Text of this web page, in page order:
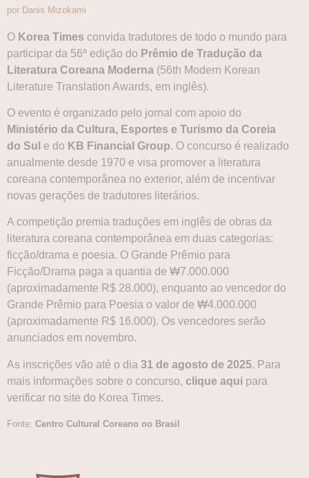
por Danis Mizokami
O Korea Times convida tradutores de todo o mundo para
participar da 56ª edição do Prêmio de Tradução da
Literatura Coreana Moderna (56th Modern Korean
Literature Translation Awards, em inglês).
O evento é organizado pelo jornal com apoio do
Ministério da Cultura, Esportes e Turismo da Coreia
do Sul e do KB Financial Group. O concurso é realizado
anualmente desde 1970 e visa promover a literatura
coreana contemporânea no exterior, além de incentivar
novas gerações de tradutores literários.
A competição premia traduções em inglês de obras da
literatura coreana contemporânea em duas categorias:
ficção/drama e poesia. O Grande Prêmio para
Ficção/Drama paga a quantia de ₩7.000.000
(aproximadamente R$ 28.000), enquanto ao vencedor do
Grande Prêmio para Poesia o valor de ₩4.000.000
(aproximadamente R$ 16.000). Os vencedores serão
anunciados em novembro.
As inscrições vão até o dia 31 de agosto de 2025. Para
mais informações sobre o concurso, clique aqui para
verificar no site do Korea Times.
Fonte: Centro Cultural Coreano no Brasil